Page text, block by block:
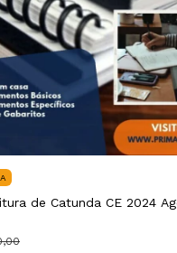
de Catunda CE 2024